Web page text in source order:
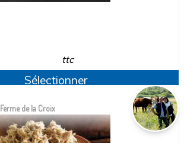
ttc
Sélectionner
Ferme de la Croix